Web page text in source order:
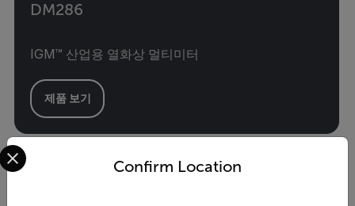
DM286
IGM™ 산업용 열화상 멀티미터
제품 보기
Confirm Location
Select your preferred country and language from the